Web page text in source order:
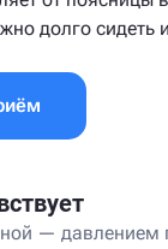
долго сидеть
— давлением